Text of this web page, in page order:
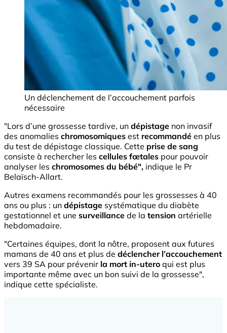
Un déclenchement de l’accouchement parfois
nécessaire
"Lors d’une grossesse tardive, un dépistage non invasif
des anomalies chromosomiques est recommandé en plus
du test de dépistage classique. Cette prise de sang
consiste à rechercher les cellules fœtales pour pouvoir
analyser les chromosomes du bébé", indique le Pr
Belaïsch-Allart.
Autres examens recommandés pour les grossesses à 40
ans ou plus : un dépistage systématique du diabète
gestationnel et une surveillance de la tension artérielle
hebdomadaire.
"Certaines équipes, dont la nôtre, proposent aux futures
mamans de 40 ans et plus de déclencher l’accouchement
vers 39 SA pour prévenir la mort in-utero qui est plus
importante même avec un bon suivi de la grossesse",
indique cette spécialiste.